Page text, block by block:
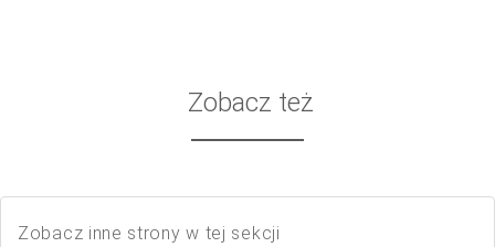
Zobacz też
Zobacz inne strony w tej sekcji